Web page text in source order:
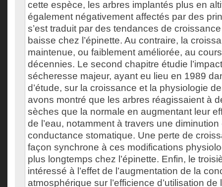
cette espèce, les arbres implantés plus en
également négativement affectés par des
s’est traduit par des tendances de
baisse chez l’épinette. Au contraire, la
maintenue, ou faiblement améliorée, au
décennies. Le second chapitre étudie
sécheresse majeur, ayant eu lieu en 1989
d’étude, sur la croissance et la physiologie
avons montré que les arbres réagissaient à
sèches que la normale en augmentant leur
de l’eau, notamment à travers une diminution
conductance stomatique. Une perte de
façon synchrone à ces modifications
plus longtemps chez l’épinette. Enfin, le
intéressé à l’effet de l’augmentation de la
atmosphérique sur l’efficience d’utilisation de